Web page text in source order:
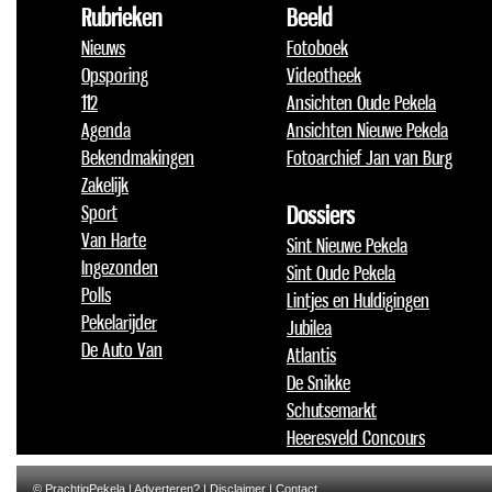
Rubrieken
Nieuws
Opsporing
112
Agenda
Bekendmakingen
Zakelijk
Sport
Van Harte
Ingezonden
Polls
Pekelarijder
De Auto Van
Beeld
Fotoboek
Videotheek
Ansichten Oude Pekela
Ansichten Nieuwe Pekela
Fotoarchief Jan van Burg
Dossiers
Sint Nieuwe Pekela
Sint Oude Pekela
Lintjes en Huldigingen
Jubilea
Atlantis
De Snikke
Schutsemarkt
Heeresveld Concours
© PrachtigPekela |Adverteren?|Disclaimer|Contact